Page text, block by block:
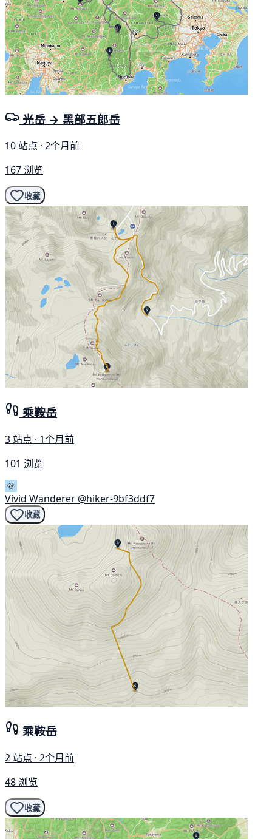
光岳 → 黑部五郎岳
10 站点 · 2个月前
167 浏览
收藏
乘鞍岳
3 站点 · 1个月前
101 浏览
Vivid Wanderer @hiker-9bf3ddf7
收藏
乘鞍岳
2 站点 · 2个月前
48 浏览
收藏